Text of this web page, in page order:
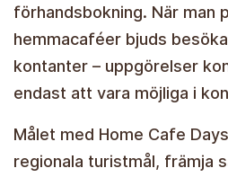
förhandsbokning. När man
hemmacaféer bjuds
kontanter – uppgörelser
endast att vara möjliga i
Målet med Home Cafe
regionala turistmål, främja